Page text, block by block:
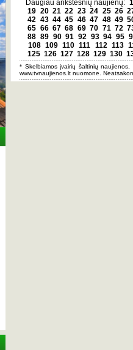
Daugiau ankstesnių naujienų: 1
19 20 21 22 23 24 25 26
42 43 44 45 46 47 48 49
65 66 67 68 69 70 71 72
88 89 90 91 92 93 94 95
108 109 110 111 112 113
125 126 127 128 129 130
* Skelbiamos įvairių šaltinių
www.tvnaujienos.lt nuomone.